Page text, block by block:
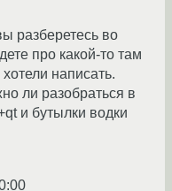
разберетесь во
про какой-то там
написать.
ли разобраться в
и бутылки водки